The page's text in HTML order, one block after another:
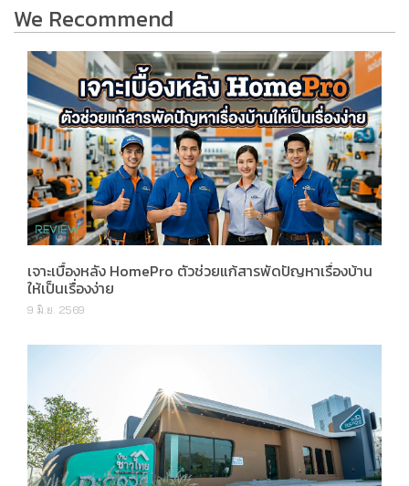
เจาะเบื้องหลัง HomePro ตัวช่วยแก้สารพัดปัญหาเรื่องบ้าน
ให้เป็นเรื่องง่าย
9 มิ.ย. 2569